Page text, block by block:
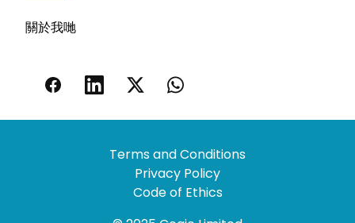
關於我哋
Terms and Conditions
Privacy Policy
Code of Ethics